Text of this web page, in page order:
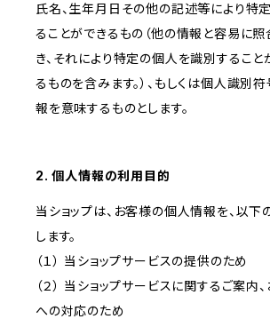
氏名、生年月日その他の記述等により特
ることができるもの（他の情報と容易に
き、それにより特定の個人を識別すること
るものを含みます。）、もしくは個人識別
報を意味するものとします。
2. 個人情報の利用目的
当ショップは、お客様の個人情報を、以
します。
（１） 当ショップサービスの提供のため
（２） 当ショップサービスに関するご案内
への対応のため